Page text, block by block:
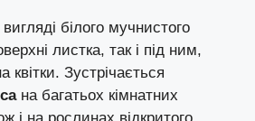
білого мучнистого
листка, так і під ним,
квітки. Зустрічається
на багатьох кімнатних